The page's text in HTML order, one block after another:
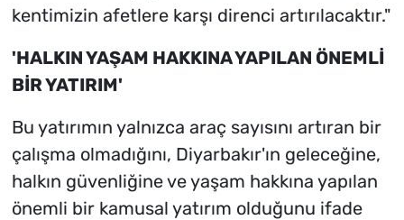
kentimizin afetlere karşı direnci artırılacaktır."
'HALKIN YAŞAM HAKKINA YAPILAN ÖNEMLİ
BİR YATIRIM'
Bu yatırımın yalnızca araç sayısını artıran bir
çalışma olmadığını, Diyarbakır'ın geleceğine,
halkın güvenliğine ve yaşam hakkına yapılan
önemli bir kamusal yatırım olduğunu ifade